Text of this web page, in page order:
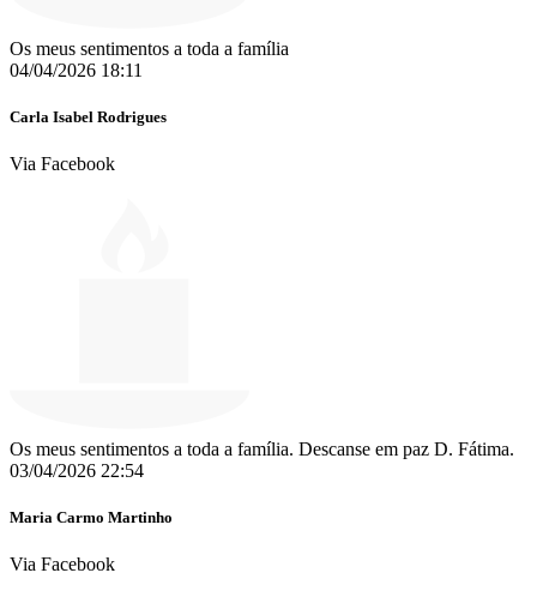
Os meus sentimentos a toda a família
04/04/2026 18:11
Carla Isabel Rodrigues
Via Facebook
Os meus sentimentos a toda a família. Descanse em paz D. Fátima.
03/04/2026 22:54
Maria Carmo Martinho
Via Facebook